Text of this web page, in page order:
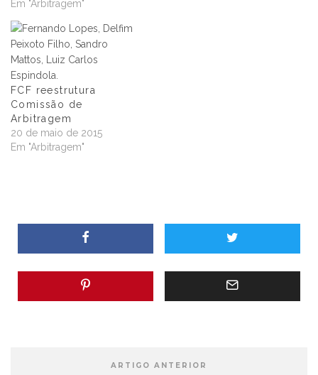
Em "Arbitragem"
FCF reestrutura
Comissão de
Arbitragem
20 de maio de 2015
Em "Arbitragem"
ARTIGO ANTERIOR